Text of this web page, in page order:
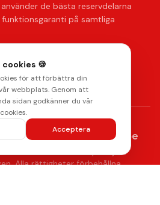
de bästa reservdelarna
på samtliga
Lämna ett omdöme
Klarna. Payments by stripe
Alla rättigheter förbehållna.
🍪
för att förbättra din
webbplats. Genom att
sidan godkänner du vår
Acceptera